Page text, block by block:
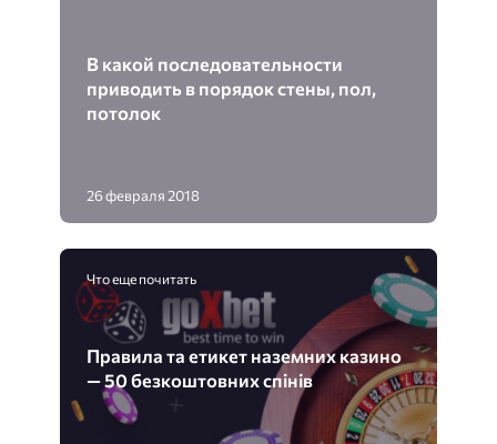
В какой последовательности
приводить в порядок стены, пол,
потолок
26 февраля 2018
Что еще почитать
Правила та етикет наземних казино
— 50 безкоштовних спінів